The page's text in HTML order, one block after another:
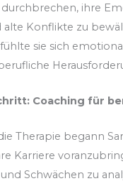
ihre
alte Konflikte zu
sie sich
Coaching für
Therapie begann
Karriere
Schwächen zu